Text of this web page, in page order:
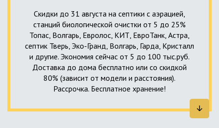
Скидки до 31 августа на септики с аэрацией,
станций биологической очистки от 5 до 25%
Топас, Волгарь, Евролос, КИТ, ЕвроТанк, Астра,
септик Тверь, Эко-Гранд, Волгарь, Гарда, Кристалл
и другие. Экономия сейчас от 5 до 100 тыс.руб.
Доставка до дома бесплатно или со скидкой
80% (зависит от модели и расстояния).
Рассрочка. Бесплатное хранение!